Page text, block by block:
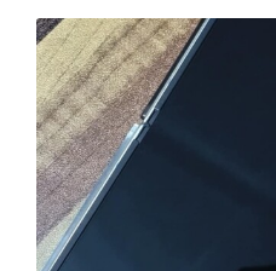
บางรัก, แจ้งวัฒนะ, บางแค, วัชรพล, ร
ถือ.com” เราเข้าใจดีว่าอุปกรณ์แต่ละชิ้
ทรัพย์สินที่มีมูลค่า คุณอาจต้องการเป
มอบบริการประเมินสภาพเครื่อง ฟรี ป
เน้น โปร่งใส มั่นใจได้ และจ่ายเงินทันที
ครอบคลุมทั้ง iPhone สายใหม่-เก่า,
ทุกแบรนด์ เรารับถึงแม้จะอยู่ในสภาพ
เพราะมูลค่าของเครื่องไม่ได้ขึ้นอยู่แ
ชุด และความสะดวกในการขายของคุณ
ลาดพร้าว, รัชดา, บางรัก, แจ้งวัฒนะ,
บางพลี, เกษตรนวมินทร์, เสนานิคม,
วัชรพล รามอินทรา รับซื้อสินค้าไอที
แท็บเล็ต ที่ให้ราคาเป็นธรรมและบริกา
และพื้นที่ใกล้เคียง รับซื้อสินค้าไอทีบ
ที่ให้ราคาเป็นธรรมและบริการรวดเร็
ใกล้เคียง… รับซื้อสินค้าไอทีบางพลี ข
ติดต่อเราเลย! การันตีราคาดี รับเงิน
การ รับซื้อไอโฟน, รับซื้อไอแพด, รับ
ถือ.com” เว็บไซต์ที่คุณไว้วางใจได้ ส
Samsung, iPad, แท็บเล็ต ทุกยี่ห้อ ใ
ครอบคลุมพื้นที่ ลาดพร้าว, รัชดา, บาง